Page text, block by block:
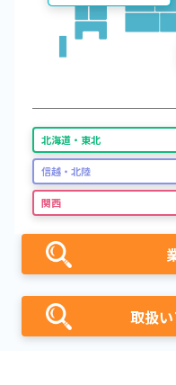
北海道・東北
信越・北陸
関西
取扱